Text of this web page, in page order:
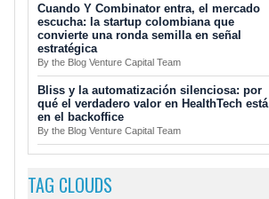
Cuando Y Combinator entra, el mercado
escucha: la startup colombiana que
convierte una ronda semilla en señal
estratégica
By the Blog Venture Capital Team
Bliss y la automatización silenciosa: por
qué el verdadero valor en HealthTech está
en el backoffice
By the Blog Venture Capital Team
TAG CLOUDS